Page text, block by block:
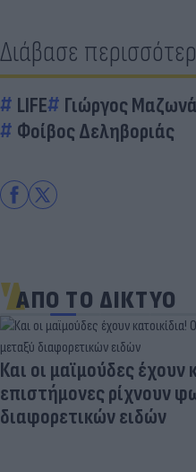
Διάβασε
LIFE Γιώργος
Φοίβος Δεληβοριάς
ΑΠΟ ΤΟ ΔΙΚΤΥΟ
Και οι μαϊμούδες έχουν
επιστήμονες ρίχνουν
διαφορετικών ειδών